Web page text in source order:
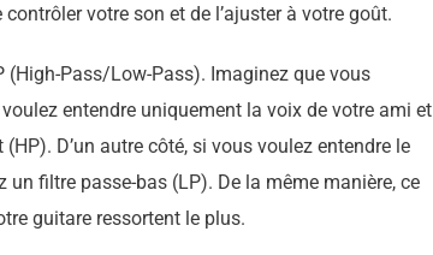
votre son et de l’ajuster à votre goût.
Pass/Low-Pass). Imaginez que vous
entendre uniquement la voix de votre ami et
D’un autre côté, si vous voulez entendre le
filtre passe-bas (LP). De la même manière, ce
guitare ressortent le plus.